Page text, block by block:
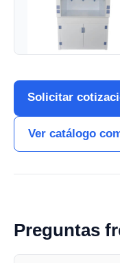
Solicitar
Ver catálogo
Preguntas